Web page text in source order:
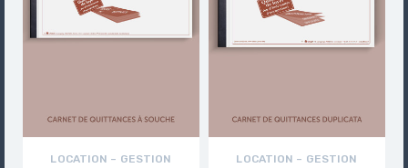
LOCATION – GESTION LOCATION – GESTION